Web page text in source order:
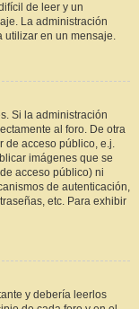
de leer y un
La administración
utilizar en un mensaje.
Si la administración
al foro. De otra
de acceso público, e.j.
imágenes que se
acceso público) ni
de autenticación,
etc. Para exhibir
y debería leerlos